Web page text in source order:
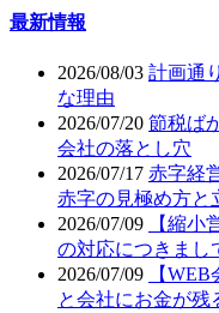
最新情報
2026/08/03 計画通
な理由
2026/07/20 節税ば
会社の落とし穴
2026/07/17 赤字経
赤字の見極め方と
2026/07/09
【縮小
の対応につきまし
2026/07/09
【
と会社にお金が残